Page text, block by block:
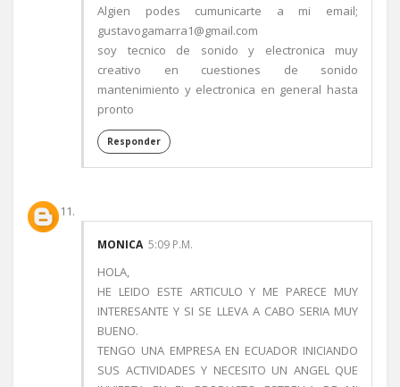
Algien podes cumunicarte a mi email;
gustavogamarra1@gmail.com
soy tecnico de sonido y electronica muy
creativo en cuestiones de sonido
mantenimiento y electronica en general hasta
pronto
Responder
MONICA 5:09 P.M.
HOLA,
HE LEIDO ESTE ARTICULO Y ME PARECE MUY
INTERESANTE Y SI SE LLEVA A CABO SERIA MUY
BUENO.
TENGO UNA EMPRESA EN ECUADOR INICIANDO
SUS ACTIVIDADES Y NECESITO UN ANGEL QUE